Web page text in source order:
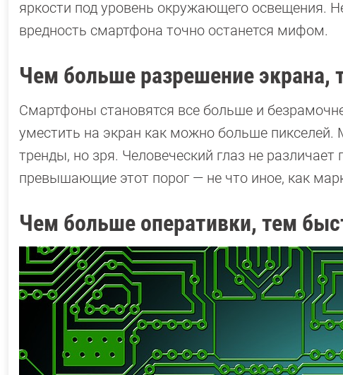
яркости под уровень окружающего освещения.
вредность смартфона точно останется мифом.
Чем больше разрешение экрана,
Смартфоны становятся все больше и
уместить на экран как можно больше
тренды, но зря. Человеческий глаз не
превышающие этот порог — не что иное, как
Чем больше оперативки, тем